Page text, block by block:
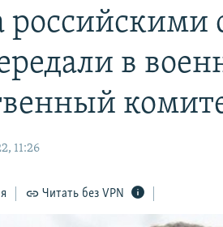
в
11:26
Читать без VPN